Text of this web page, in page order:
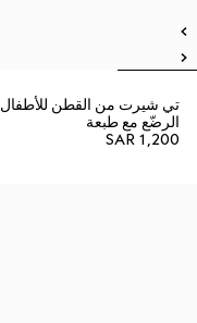
تي شيرت من القطن للأطفال
الرضّع مع طبعة
SAR 1,200